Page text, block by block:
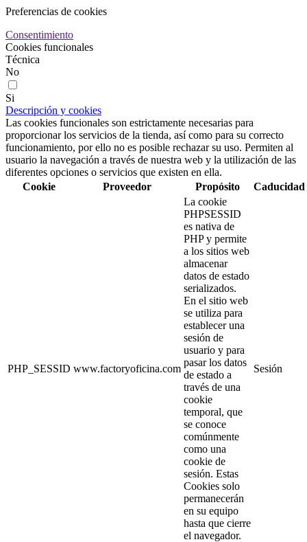
Preferencias de cookies
Consentimiento
Cookies funcionales
Técnica
No
Si
Descripción y cookies
Las cookies funcionales son estrictamente necesarias para
proporcionar los servicios de la tienda, así como para su correcto
funcionamiento, por ello no es posible rechazar su uso. Permiten al
usuario la navegación a través de nuestra web y la utilización de las
diferentes opciones o servicios que existen en ella.
Cookie
Proveedor Propósito Caducidad
PHP_SESSID www.factoryoficina.com
La cookie
PHPSESSID
es nativa de
PHP y permite
a los sitios web
almacenar
datos de estado
serializados.
En el sitio web
se utiliza para
establecer una
sesión de
usuario y para
pasar los datos
de estado a
través de una
cookie
temporal, que
se conoce
comúnmente
como una
cookie de
sesión. Estas
Cookies solo
permanecerán
en su equipo
hasta que cierre
el navegador.
Sesión